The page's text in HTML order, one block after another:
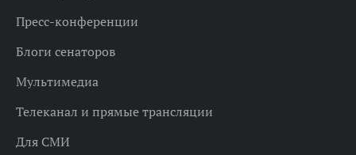
Пресс-конференции
Блоги сенаторов
Мультимедиа
Телеканал и прямые трансляции
Для СМИ